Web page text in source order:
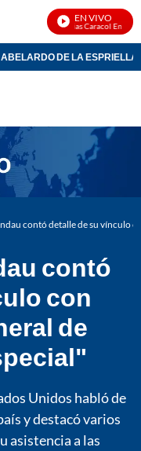
EN VIVO
Noticias Caracol En Vivo
ABELARDO DE LA ESPRIELLA
contó detalle de su vínculo
contó
con
de
Unidos habló de
y destacó varios
asistencia a las